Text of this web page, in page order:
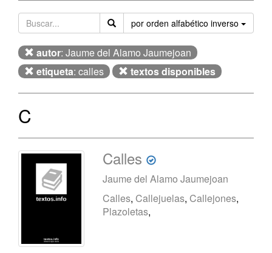
por orden alfabético inverso
autor: Jaume del Alamo Jaumejoan
etiqueta: calles textos disponibles
C
Calles
Jaume del Alamo Jaumejoan
Calles, Callejuelas, Callejones,
Plazoletas,